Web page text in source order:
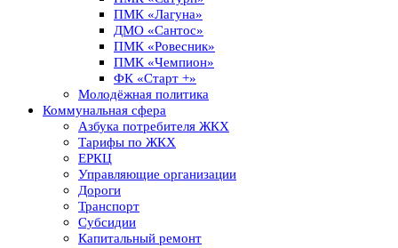
ПМК «Лагуна»
ДМО «Сантос»
ПМК «Ровесник»
ПМК «Чемпион»
ФК «Старт +»
Молодёжная политика
Коммунальная сфера
Азбука потребителя ЖКХ
Тарифы по ЖКХ
ЕРКЦ
Управляющие организации
Дороги
Транспорт
Субсидии
Капитальный ремонт